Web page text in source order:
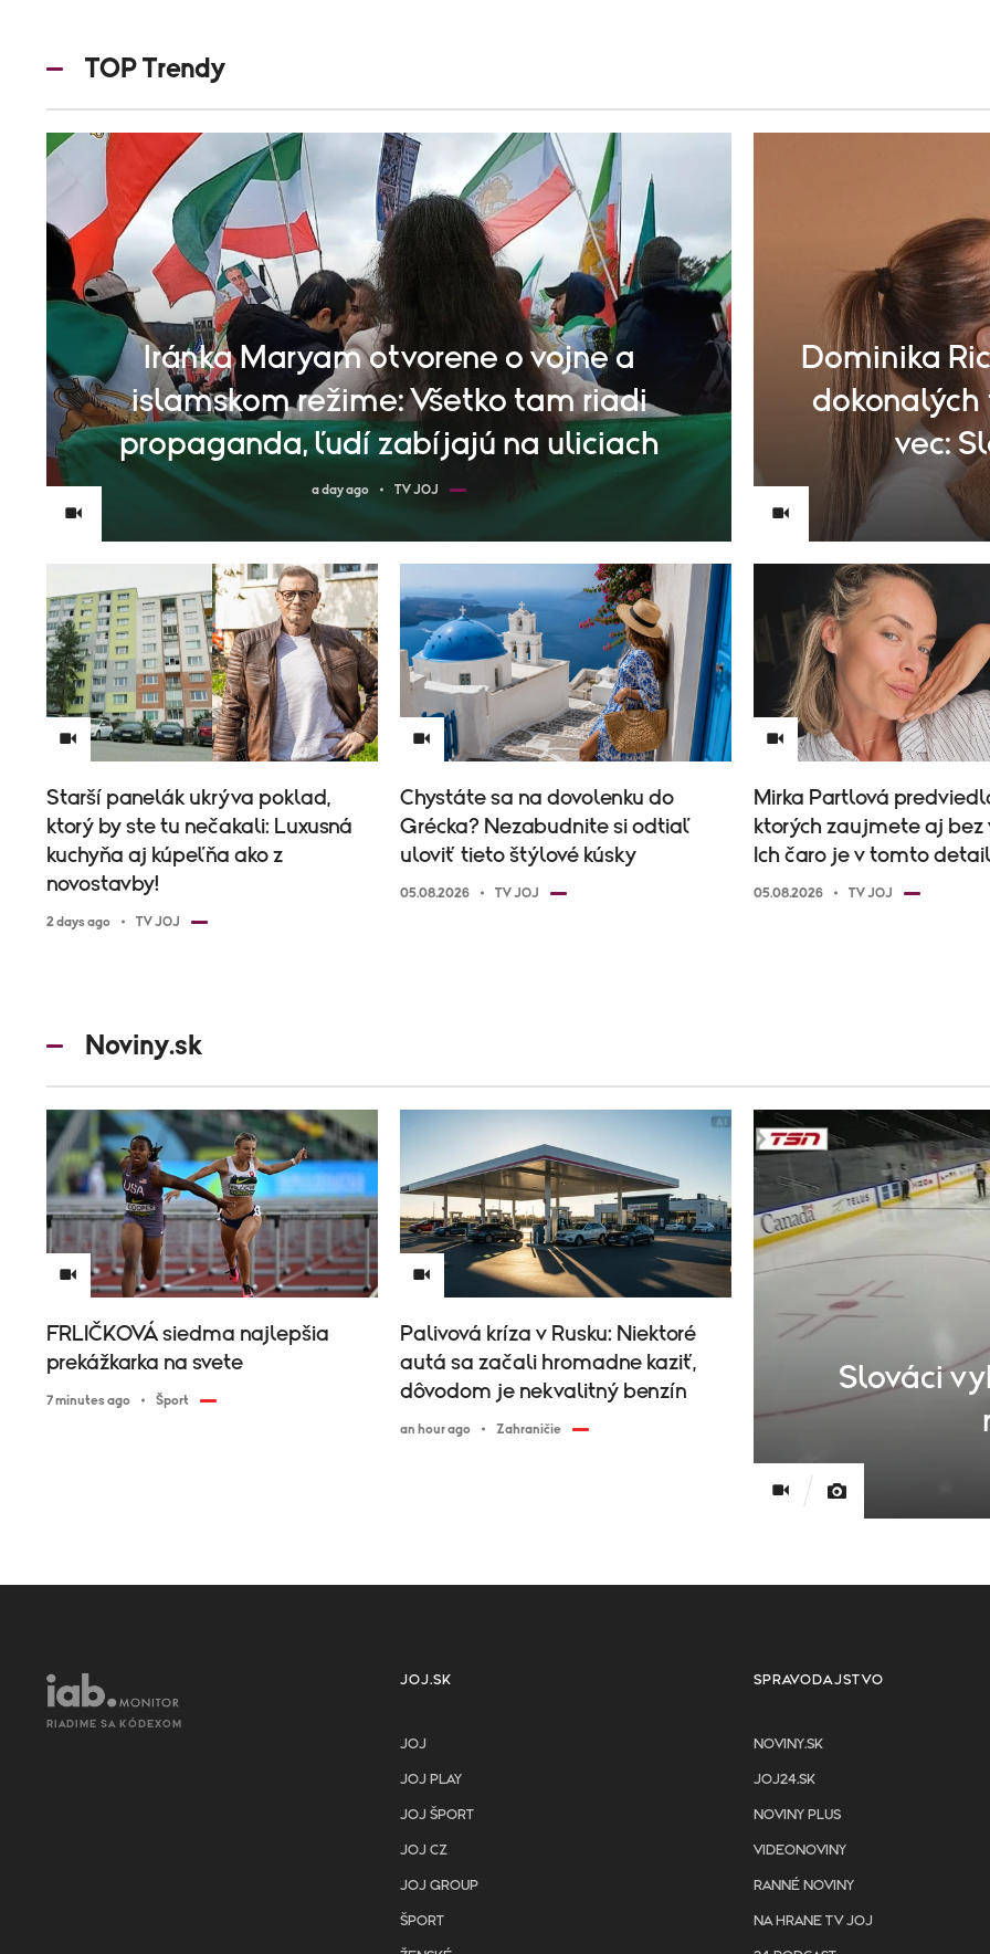
TOP Trendy
Iránka Maryam otvorene o vojne a
islamskom režime: Všetko tam riadi
propaganda, ľudí zabíjajú na uliciach
a day ago TV JOJ
Dominika
vec:
Starší panelák ukrýva poklad,
ktorý by ste tu nečakali: Luxusná
kuchyňa aj kúpeľňa ako z
novostavby!
2 days ago TV JOJ
Chystáte sa na dovolenku do
Grécka? Nezabudnite si odtiaľ
uloviť tieto štýlové kúsky
05.08.2026 TV JOJ
Mirka Partlová
ktorých zaujmete aj bez
Ich čaro je v tomto
05.08.2026 TV JOJ
Noviny.sk
FRLIČKOVÁ siedma najlepšia
prekážkarka na svete
7 minutes ago Šport
Palivová kríza v Rusku: Niektoré
autá sa začali hromadne kaziť,
dôvodom je nekvalitný benzín
an hour ago Zahraničie
Slováci
RIADIME SA KÓDEXOM
JOJ.SK
JOJ
JOJ PLAY
JOJ ŠPORT
JOJ CZ
JOJ GROUP
ŠPORT
SPRAVODAJSTVO
NOVINY.SK
JOJ24.SK
NOVINY PLUS
VIDEONOVINY
RANNÉ NOVINY
NA HRANE TV JOJ